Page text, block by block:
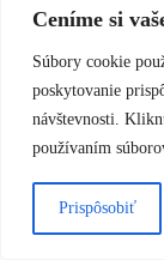
Ceníme si
Súbory cookie
poskytovanie
návštevnosti.
používaním
Prispôsobiť
Read More
Proudly powered